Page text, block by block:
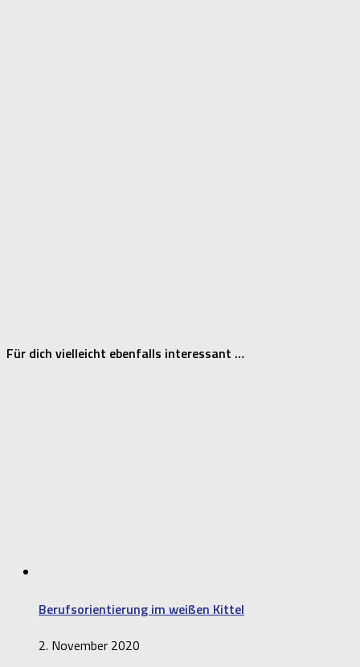
Für dich vielleicht ebenfalls interessant …
Berufsorientierung im weißen Kittel
2. November 2020